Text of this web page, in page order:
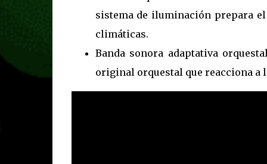
sistema de iluminación prepara
climáticas.
Banda sonora adaptativa
original orquestal que reacciona a